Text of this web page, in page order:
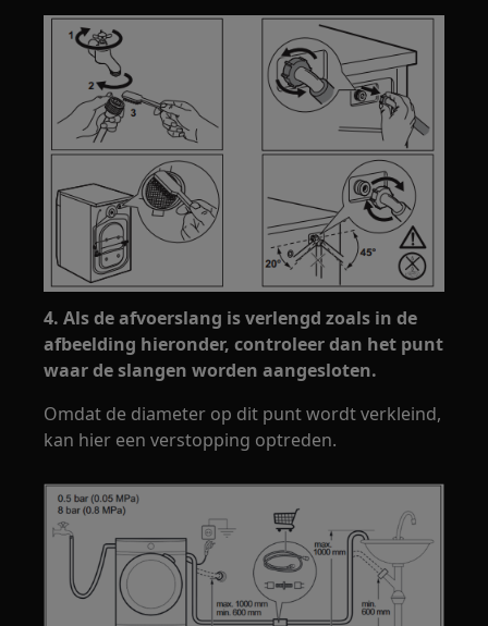
4. Als de afvoerslang is verlengd zoals in de
afbeelding hieronder, controleer dan het punt
waar de slangen worden aangesloten.
Omdat de diameter op dit punt wordt verkleind,
kan hier een verstopping optreden.